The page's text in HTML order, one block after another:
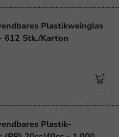
Plastikweinglas
612 Stk./Karton
Plastik-